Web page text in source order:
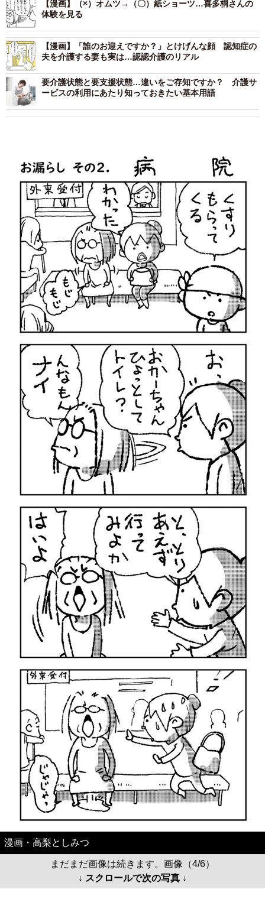
【漫画】（×）オムツ→（〇）紙ショーツ…喜多桐さんの
体験を見る
【漫画】「誰のお迎えですか？」とけげんな顔 認知症の
夫を介護する妻も実は…認認介護のリアル
要介護状態と要支援状態…違いをご存知ですか？ 介護サ
ービスの利用にあたり知っておきたい基本用語
漫画・高梨としみつ
まだまだ画像は続きます。画像（4/6）
↓ スクロールで次の写真 ↓